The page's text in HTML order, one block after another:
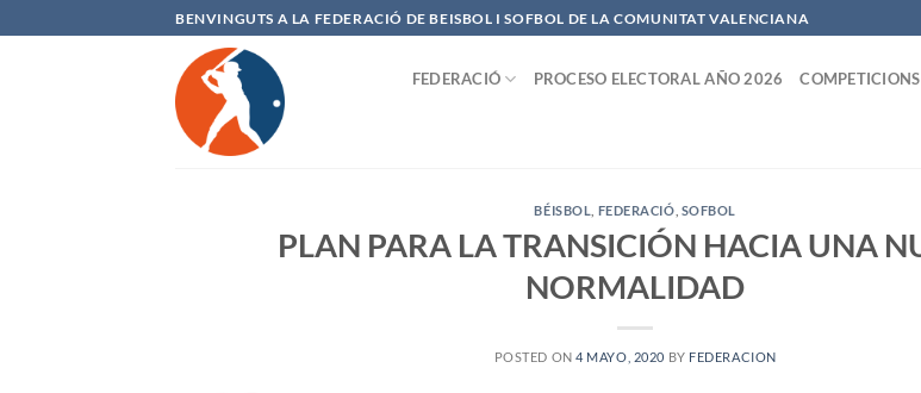
al
BENVINGUTS A LA FEDERACIÓ DE BEISBOL I SOFBOL DE LA COMUNITAT VALENCIANA
FEDERACIÓ PROCESO ELECTORAL AÑO 2026 COMPETICIONS
BÉISBOL FEDERACIÓ SOFBOL
PLAN PARA LA TRANSICIÓN HACIA UNA
NORMALIDAD
POSTED ON4 MAYO, 2020 BY FEDERACION